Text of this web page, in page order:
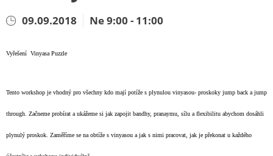
09.09.2018 Ne 9:00 - 11:00
Vyřešení Vinyasa Puzzle
Tento workshop je vhodný pro všechny kdo mají potíže s plynulou vinyasou- proskoky jump back a jump
through. Začneme probírat a ukážeme si jak zapojit bandhy, pranaymu, sílu a flexibilitu abychom dosáhli
plynulý proskok. Zaměříme se na obtíže s vinyasou a jak s nimi pracovat, jak je překonat u každého